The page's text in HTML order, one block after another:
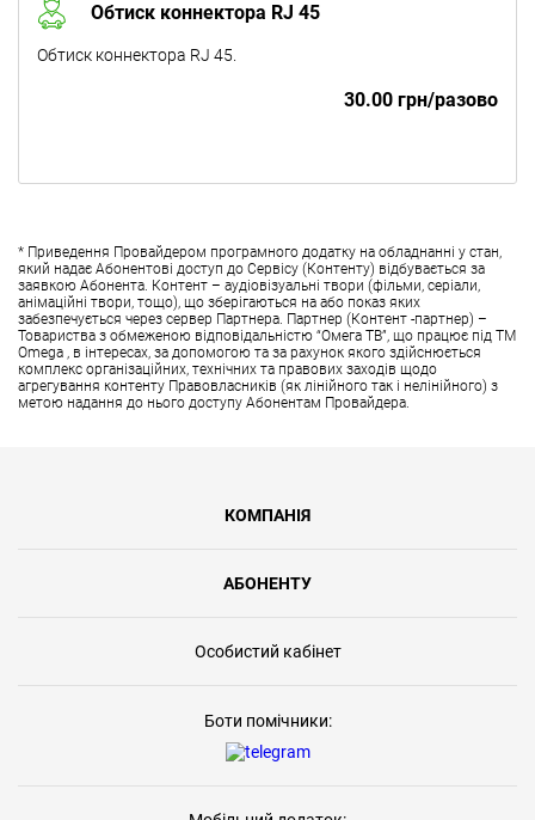
Обтиск коннектора RJ 45
Обтиск коннектора RJ 45.
30.00 грн/разово
* Приведення Провайдером програмного додатку на обладнанні у стан,
який надає Абонентові доступ до Сервісу (Контенту) відбувається за
заявкою Абонента. Контент – аудіовізуальні твори (фільми, серіали,
анімаційні твори, тощо), що зберігаються на або показ яких
забезпечується через сервер Партнера. Партнер (Контент -партнер) –
Товариства з обмеженою відповідальністю “Омега ТВ”, що працює під ТМ
Omega , в інтересах, за допомогою та за рахунок якого здійснюється
комплекс організаційних, технічних та правових заходів щодо
агрегування контенту Правовласників (як лінійного так і нелінійного) з
метою надання до нього доступу Абонентам Провайдера.
КОМПАНІЯ
АБОНЕНТУ
Особистий кабінет
Боти помічники: